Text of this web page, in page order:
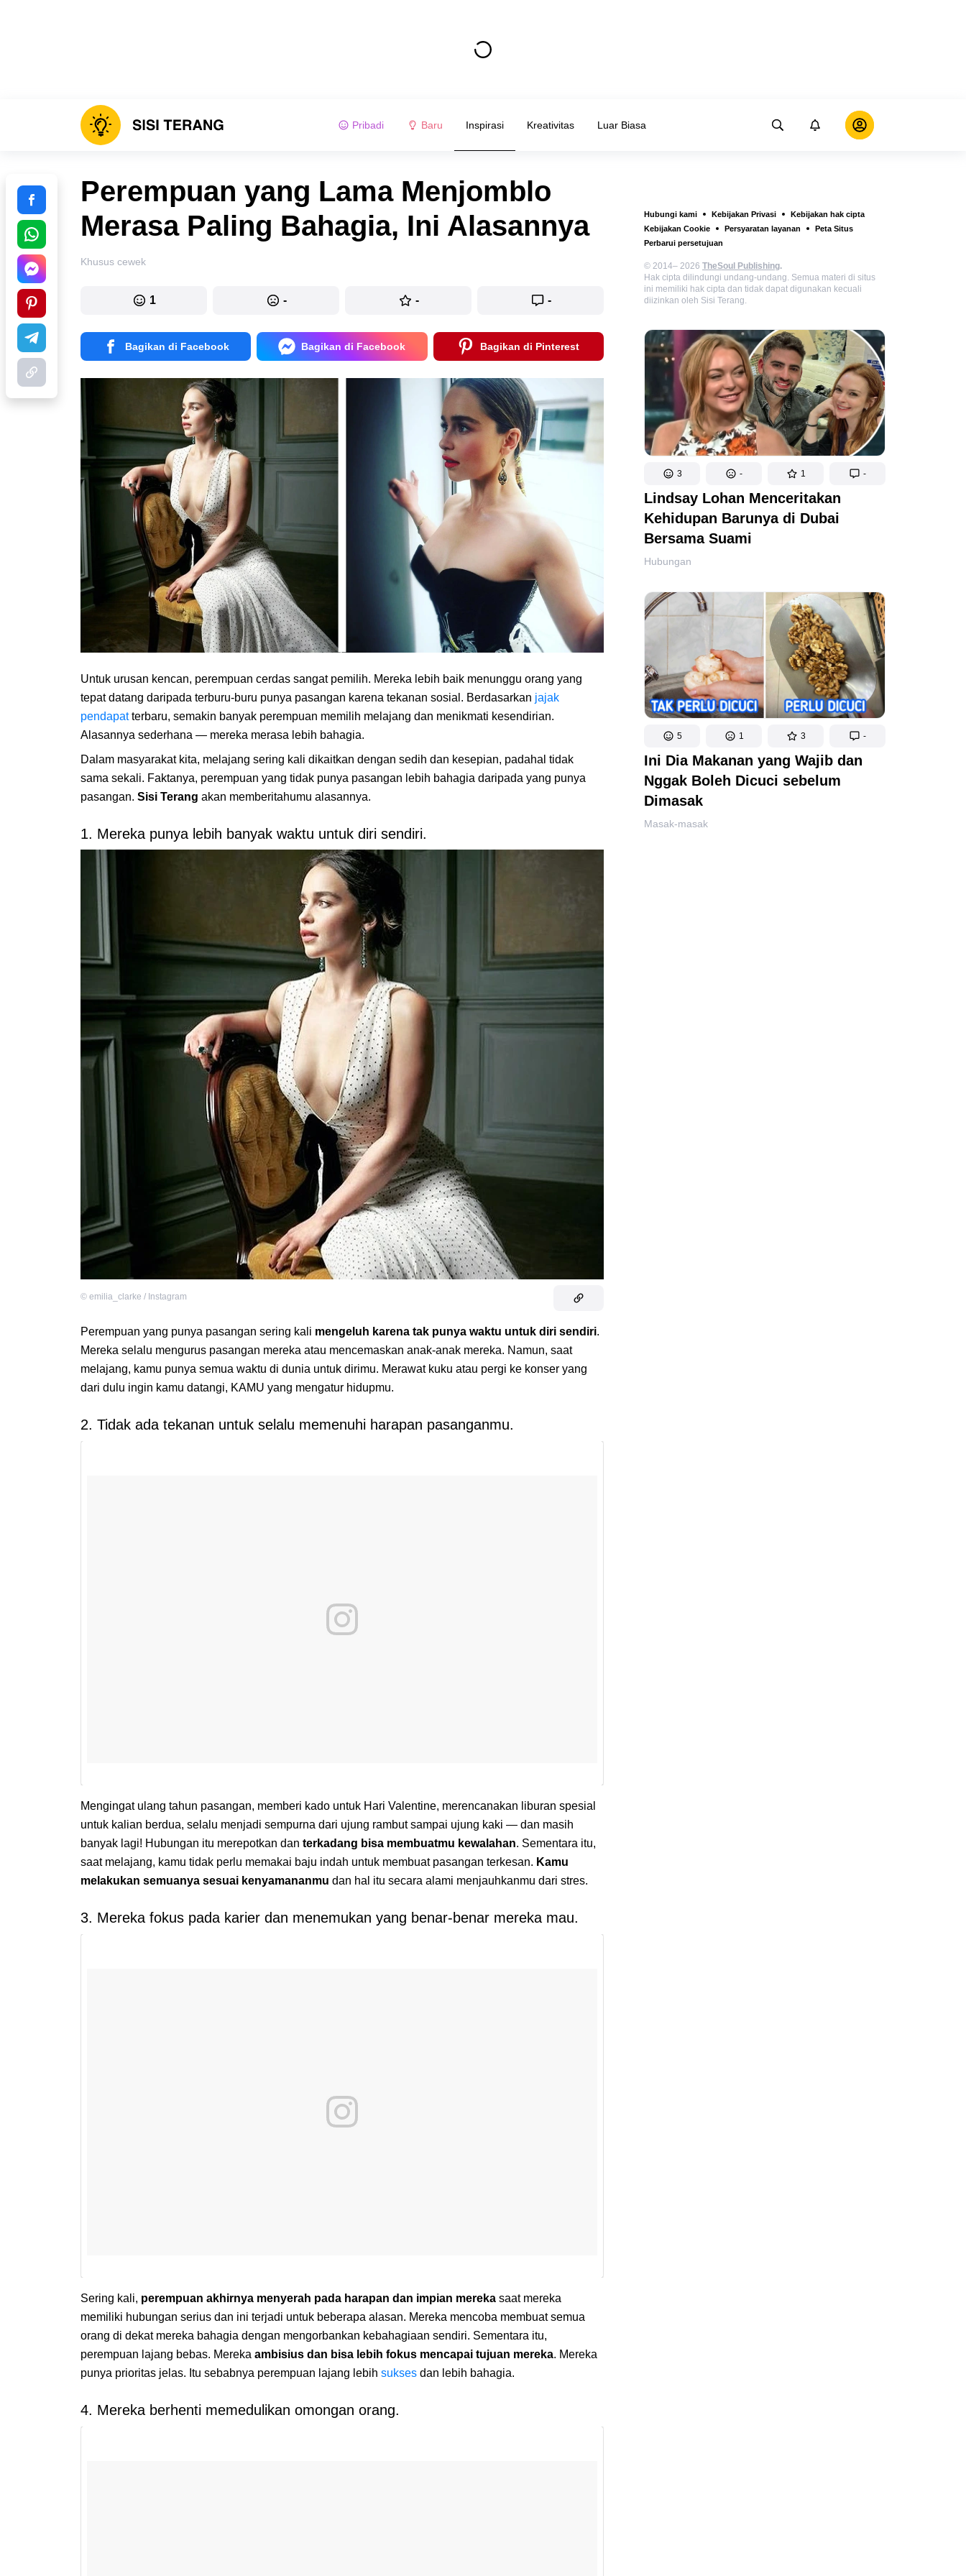
Pribadi Baru Inspirasi Kreativitas Luar Biasa
Hubungi kami Kebijakan Privasi
Kebijakan hak cipta
Kebijakan Cookie
Persyaratan layanan
Peta Situs
Perbarui persetujuan
© 2014– 2026 TheSoul Publishing.
Hak cipta dilindungi undang-undang. Semua materi di situs
ini memiliki hak cipta dan tidak dapat digunakan kecuali
diizinkan oleh Sisi Terang.
3 - 1 -
Lindsay Lohan Menceritakan
Kehidupan Barunya di Dubai
Bersama Suami
Hubungan
5 1 3 -
Ini Dia Makanan yang Wajib dan
Nggak Boleh Dicuci sebelum
Dimasak
Masak-masak
Perempuan yang Lama Menjomblo
Merasa Paling Bahagia, Ini Alasannya
Khusus cewek
1 - - -
Bagikan di Facebook Bagikan di Facebook Bagikan di Pinterest
Untuk urusan kencan, perempuan cerdas sangat pemilih. Mereka lebih baik menunggu orang yang
tepat datang daripada terburu-buru punya pasangan karena tekanan sosial. Berdasarkan jajak
pendapatterbaru, semakin banyak perempuan memilih melajang dan menikmati kesendirian.
Alasannya sederhana — mereka merasa lebih bahagia.
Dalam masyarakat kita, melajang sering kali dikaitkan dengan sedih dan kesepian, padahal tidak
sama sekali. Faktanya, perempuan yang tidak punya pasangan lebih bahagia daripada yang punya
pasangan. Sisi Terang akan memberitahumu alasannya.
1. Mereka punya lebih banyak waktu untuk diri sendiri.
© emilia_clarke / Instagram
Perempuan yang punya pasangan sering kali mengeluh karena tak punya waktu untuk diri sendiri.
Mereka selalu mengurus pasangan mereka atau mencemaskan anak-anak mereka. Namun, saat
melajang, kamu punya semua waktu di dunia untuk dirimu. Merawat kuku atau pergi ke konser yang
dari dulu ingin kamu datangi, KAMU yang mengatur hidupmu.
2. Tidak ada tekanan untuk selalu memenuhi harapan pasanganmu.
Mengingat ulang tahun pasangan, memberi kado untuk Hari Valentine, merencanakan liburan spesial
untuk kalian berdua, selalu menjadi sempurna dari ujung rambut sampai ujung kaki — dan masih
banyak lagi! Hubungan itu merepotkan dan terkadang bisa membuatmu kewalahan. Sementara itu,
saat melajang, kamu tidak perlu memakai baju indah untuk membuat pasangan terkesan. Kamu
melakukan semuanya sesuai kenyamananmu dan hal itu secara alami menjauhkanmu dari stres.
3. Mereka fokus pada karier dan menemukan yang benar-benar mereka mau.
Sering kali, perempuan akhirnya menyerah pada harapan dan impian mereka saat mereka
memiliki hubungan serius dan ini terjadi untuk beberapa alasan. Mereka mencoba membuat semua
orang di dekat mereka bahagia dengan mengorbankan kebahagiaan sendiri. Sementara itu,
perempuan lajang bebas. Mereka ambisius dan bisa lebih fokus mencapai tujuan mereka. Mereka
punya prioritas jelas. Itu sebabnya perempuan lajang lebih sukses dan lebih bahagia.
4. Mereka berhenti memedulikan omongan orang.